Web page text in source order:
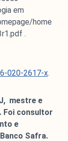
em
home
.
020-2617-x.
mestre e
Foi consultor
e
Safra.